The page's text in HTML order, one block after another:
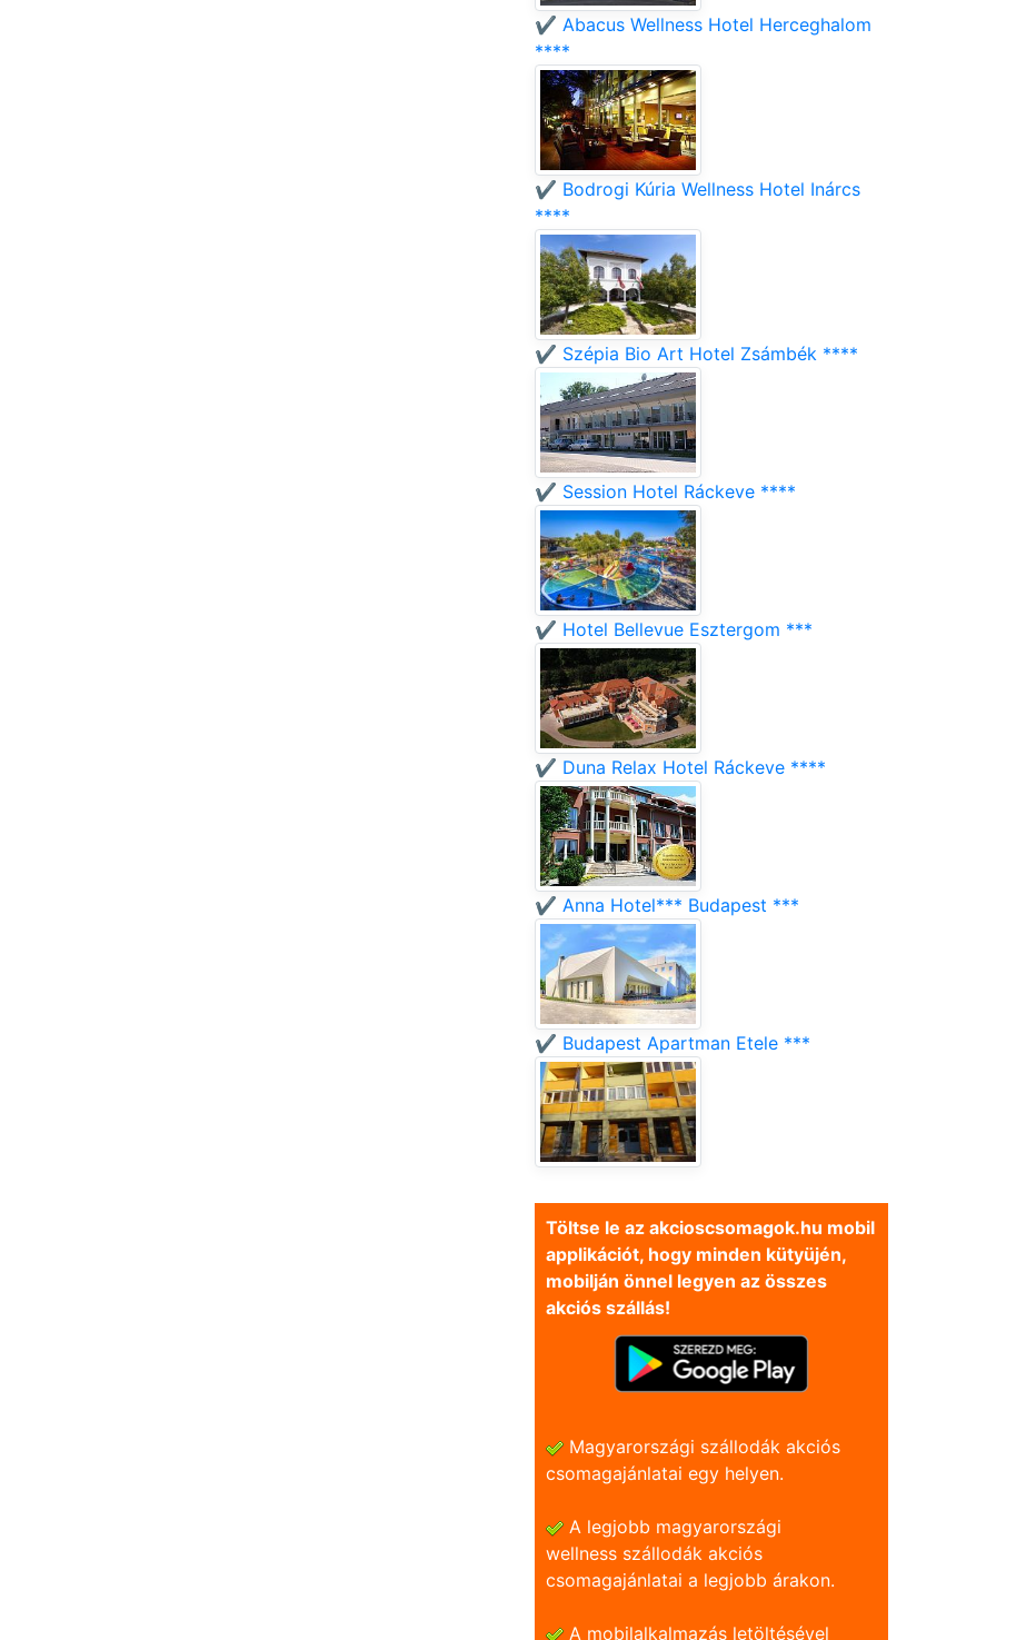
✔️ Abacus Wellness Hotel Herceghalom
****
✔️ Bodrogi Kúria Wellness Hotel Inárcs
****
✔️ Szépia Bio Art Hotel Zsámbék ****
✔️ Session Hotel Ráckeve ****
✔️ Hotel Bellevue Esztergom ***
✔️ Duna Relax Hotel Ráckeve ****
✔️ Anna Hotel*** Budapest ***
✔️ Budapest Apartman Etele ***
Töltse le az akcioscsomagok.hu mobil
applikációt, hogy minden kütyüjén,
mobilján önnel legyen az összes
akciós szállás!
Magyarországi szállodák akciós
csomagajánlatai egy helyen.
A legjobb magyarországi
wellness szállodák akciós
csomagajánlatai a legjobb árakon.
A mobilalkalmazás letöltésével